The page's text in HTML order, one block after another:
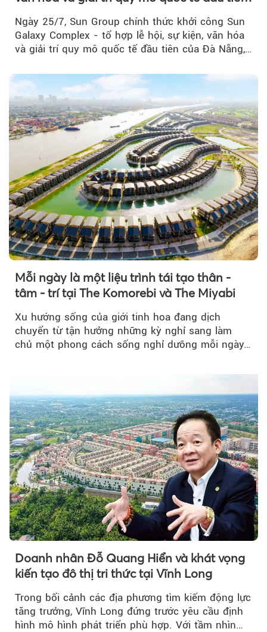
Ngày 25/7, Sun Group chính thức khởi công Sun
Galaxy Complex - tổ hợp lễ hội, sự kiện, văn hóa
và giải trí quy mô quốc tế đầu tiên của Đà Nẵng,…
Mỗi ngày là một liệu trình tái tạo thân -
tâm - trí tại The Komorebi và The Miyabi
Xu hướng sống của giới tinh hoa đang dịch
chuyển từ tận hưởng những kỳ nghỉ sang làm
chủ một phong cách sống nghỉ dưỡng mỗi ngày…
Doanh nhân Đỗ Quang Hiển và khát vọng
kiến tạo đô thị tri thức tại Vĩnh Long
Trong bối cảnh các địa phương tìm kiếm động lực
tăng trưởng, Vĩnh Long đứng trước yêu cầu định
hình mô hình phát triển phù hợp. Với tầm nhìn